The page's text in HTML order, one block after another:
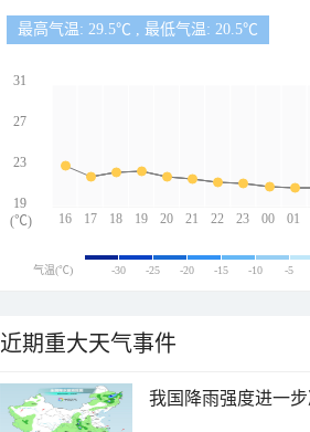
最高气温: 29.5℃ , 最低气温: 20.5℃
16 17 18 19 20 21 22 23 00 01
31
27
23
19
(℃)
气温(℃) -30 -25 -20 -15 -10 -5
近期重大天气事件
我国降雨强度进一